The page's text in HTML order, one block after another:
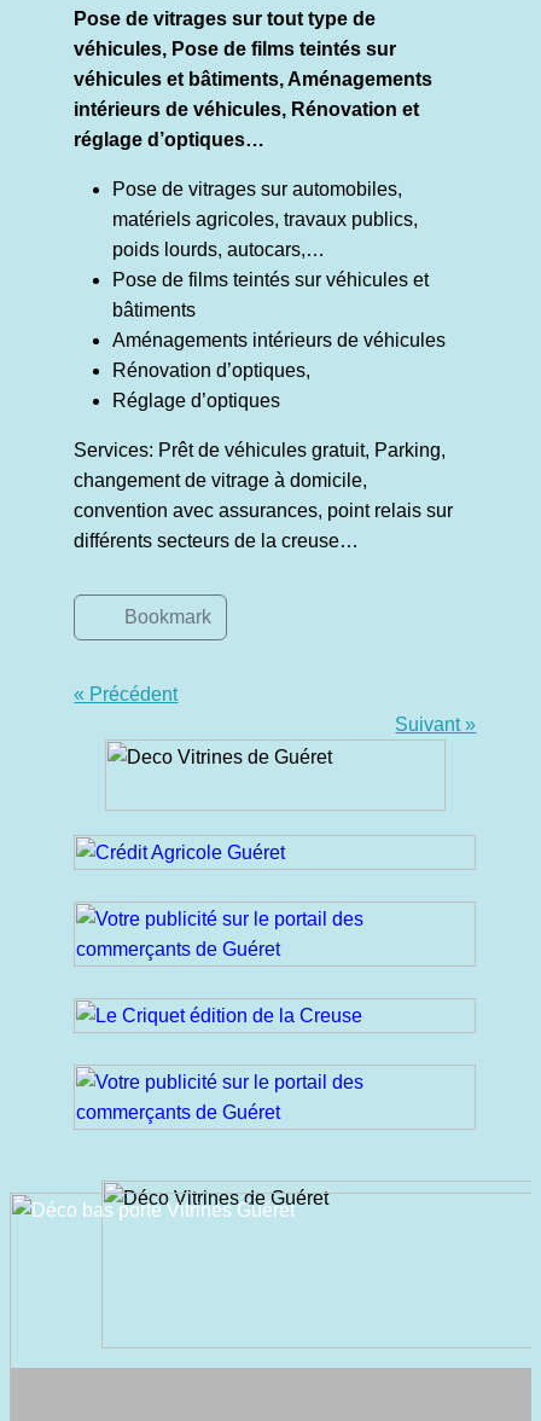
Pose de vitrages sur tout type de
véhicules, Pose de films teintés sur
véhicules et bâtiments, Aménagements
intérieurs de véhicules, Rénovation et
réglage d’optiques…
Pose de vitrages sur automobiles,
matériels agricoles, travaux publics,
poids lourds, autocars,…
Pose de films teintés sur véhicules et
bâtiments
Aménagements intérieurs de véhicules
Rénovation d’optiques,
Réglage d’optiques
Services: Prêt de véhicules gratuit, Parking,
changement de vitrage à domicile,
convention avec assurances, point relais sur
différents secteurs de la creuse…
Bookmark
« Précédent
Suivant »